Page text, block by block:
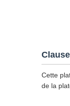
Cette
de la